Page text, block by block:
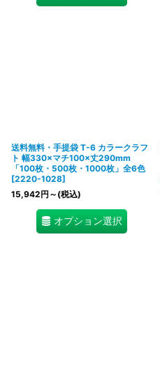
送料無料・手提袋 T-6 カラークラフ
ト 幅330×マチ100×丈290mm
「100枚・500枚・1000枚」全6色
[2220-1028]
15,942円 ～ (税込)
オプション選択